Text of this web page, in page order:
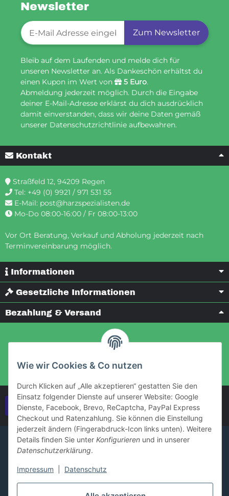
Wie wir Cookies & Co nutzen
Durch Klicken auf „Alle akzeptieren“ gestatten Sie den
Einsatz folgender Dienste auf unserer Website: Google
Dienste, Facebook, Brevo, ReCaptcha, PayPal Express
Checkout und Ratenzahlung. Sie können die Einstellung
jederzeit ändern (Fingerabdruck-Icon links unten). Weitere
Details finden Sie unter Konfigurieren und in unserer
Datenschutzerklärung.
Impressum Datenschutz
Newsletter
Newsletter-Registrierung
Zum Newsletter
Bleib auf dem Laufenden und melde dich für
unseren Newsletter an. Als Dankeschön erhältst du
einen Kupon im Wert von
5 Euro.
Abmeldung jederzeit möglich. Durch die Eingabe
deiner E-Mail-Adresse erklärst du dich ausdrücklich
damit einverstanden, dass wir deine Daten gemäß
unserer Datenschutzrichtlinie aufbewahren.
Kontakt
Straßfeld 12, 94209 Regen
Tel: +49 (0) 9921 / 971 531 55
E-Mail: post@harzspezialisten.de
Mo-Do 08:00-16:00 / Fr 08:00-13:00
Vor Ort Beratung, Verkauf und Abholung jederzeit nach
Terminvereinbarung möglich.
Informationen
Gesetzliche Informationen
Bezahlung & Versand
Vertrag widerrufen